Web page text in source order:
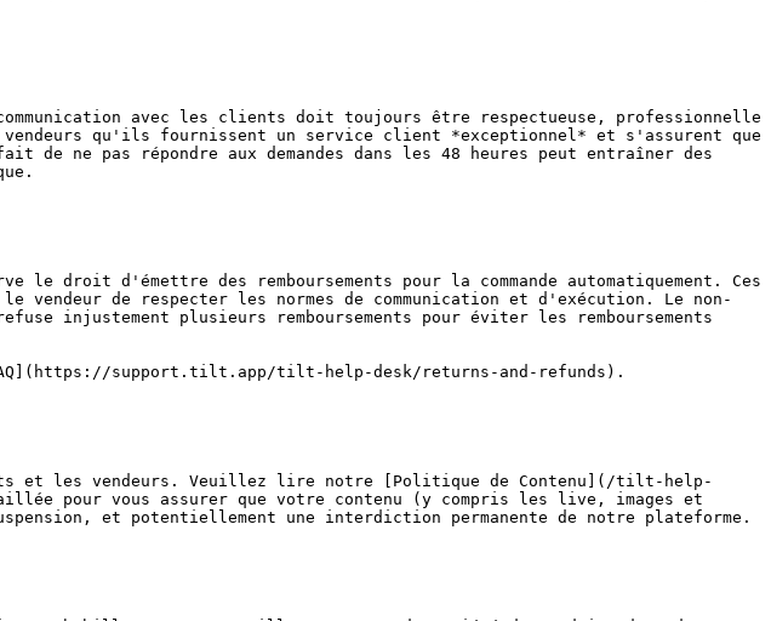
avec les clients doit toujours être respectueuse, professionnelle
qu'ils fournissent un service client *exceptionnel* et s'assurent que
ne pas répondre aux demandes dans les 48 heures peut entraîner des
d'émettre des remboursements pour la commande automatiquement. Ces
de respecter les normes de communication et d'exécution. Le non-
injustement plusieurs remboursements pour éviter les remboursements
support.tilt.app/tilt-help-desk/returns-and-refunds).
et les vendeurs. Veuillez lire notre [Politique de Contenu](/tilt-help-
pour vous assurer que votre contenu (y compris les live, images et
et potentiellement une interdiction permanente de notre plateforme.